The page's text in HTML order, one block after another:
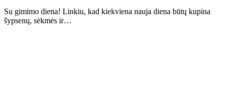
Su gimimo diena! Linkiu, kad kiekviena nauja diena būtų kupina
šypsenų, sėkmės ir…